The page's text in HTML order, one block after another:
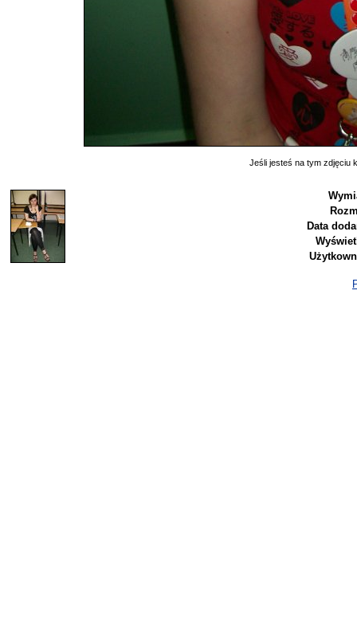
Jeśli jesteś na tym zdjęciu
Data